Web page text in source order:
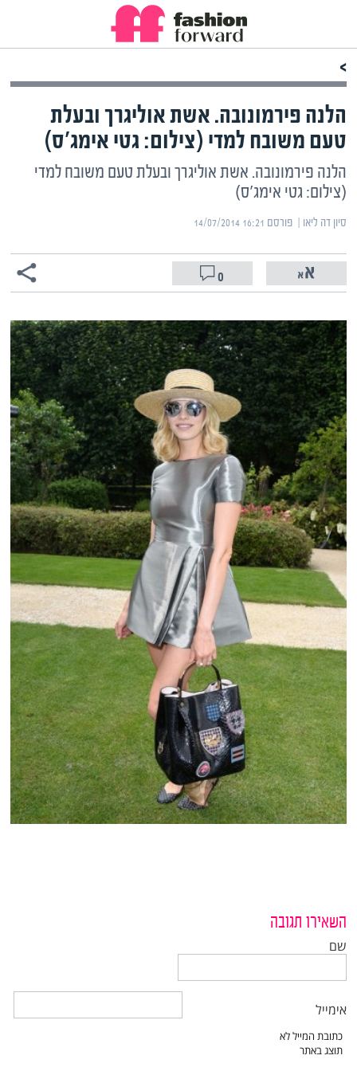
>
הלנה פירמונובה. אשת אוליגרך ובעלת
טעם משובח למדי (צילום: גטי אימג'ס)
הלנה פירמונובה. אשת אוליגרך ובעלת טעם משובח למדי
(צילום: גטי אימג'ס)
סיון דה ליאו | ‏פורסם ‎14/07/2014 16:21
0
השאירו תגובה
שם
אימייל